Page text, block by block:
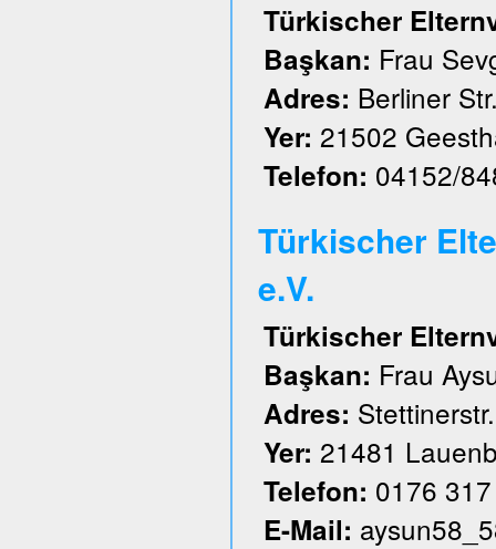
Türkischer
Başkan: Frau
Adres: Berliner
Yer: 21502
Telefon: 04152/
Türkischer
e.V.
Türkischer
Başkan: Frau
Adres:
Yer: 21481
Telefon: 0176
E-Mail: